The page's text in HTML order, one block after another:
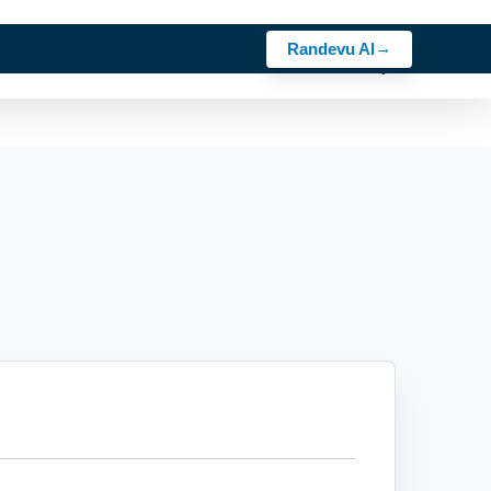
Randevu Al
Bosch Ürünler Kariyer İletişim